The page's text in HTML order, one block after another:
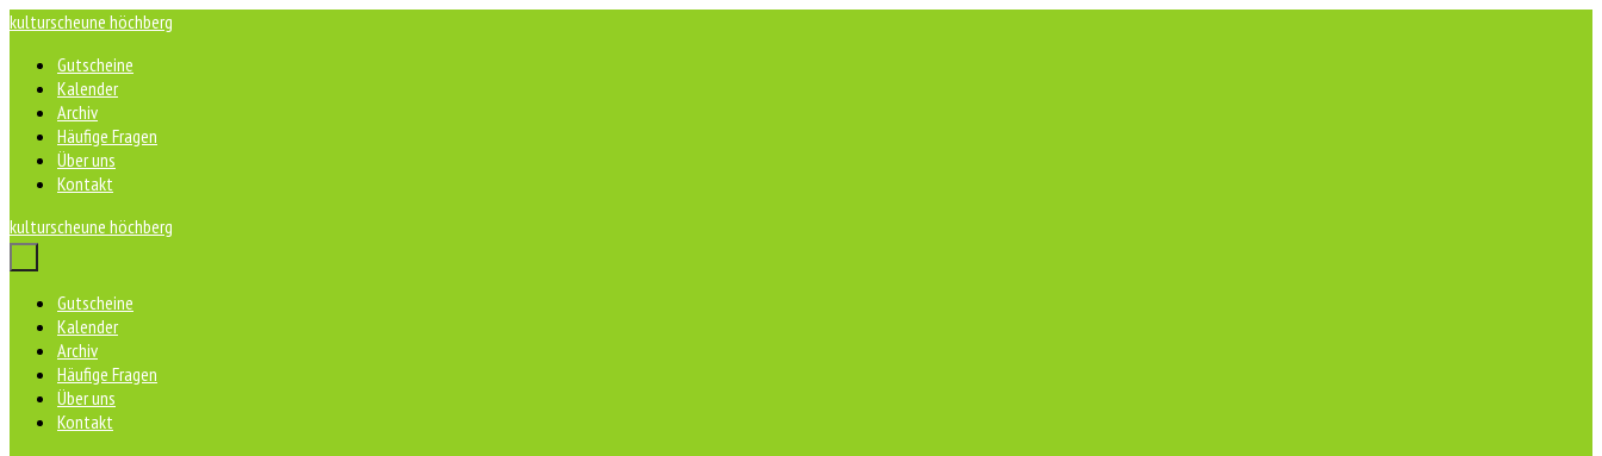
Zum
springen
kulturscheune höchberg
Gutscheine
Kalender
Archiv
Häufige Fragen
Über uns
Kontakt
kulturscheune höchberg
Menü-
Gutscheine
Kalender
Archiv
Häufige Fragen
Über uns
Kontakt